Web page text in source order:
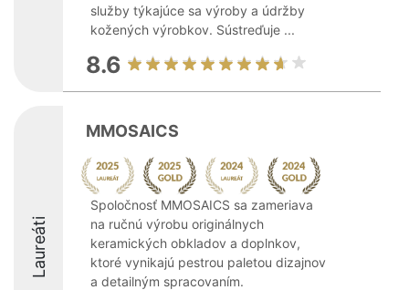
služby týkajúce sa výroby a údržby
kožených výrobkov. Sústreďuje ...
8.6
Laureáti
MMOSAICS
Spoločnosť MMOSAICS sa zameriava
na ručnú výrobu originálnych
keramických obkladov a doplnkov,
ktoré vynikajú pestrou paletou dizajnov
a detailným spracovaním.